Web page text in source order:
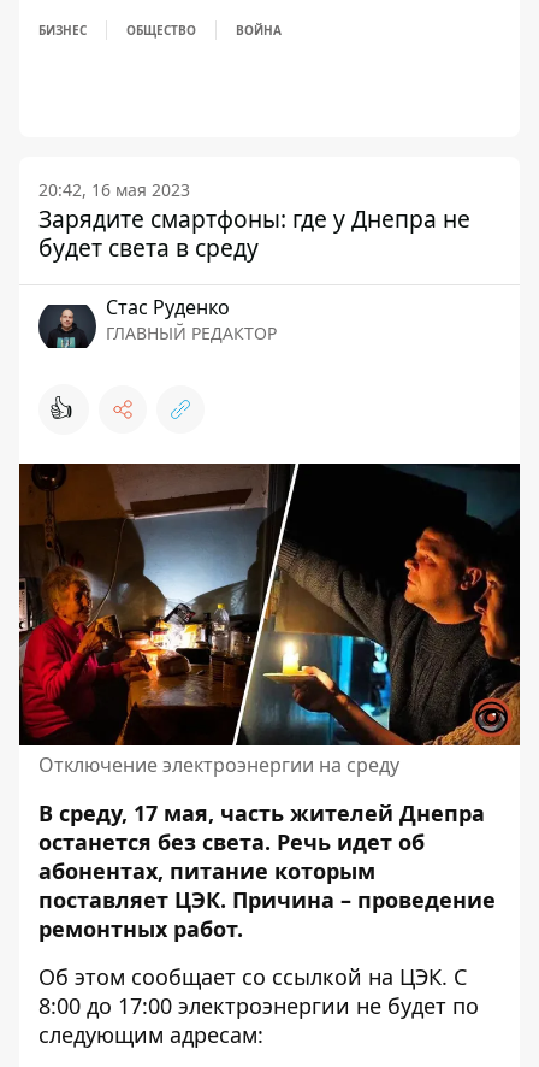
БИЗНЕС ОБЩЕСТВО ВОЙНА
20:42, 16 мая 2023
Зарядите смартфоны: где у Днепра не
будет света в среду
Стаc Руденко
ГЛАВНЫЙ РЕДАКТОР
👍
Отключение электроэнергии на среду
В среду, 17 мая, часть жителей Днепра
останется без света. Речь идет об
абонентах, питание которым
поставляет ЦЭК. Причина – проведение
ремонтных работ.
Об этом сообщает со ссылкой на ЦЭК. С
8:00 до 17:00 электроэнергии не будет по
следующим адресам: